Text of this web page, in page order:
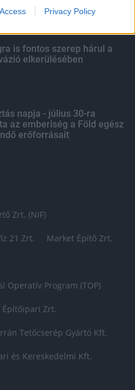
Privacy Policy
is fontos szerep hárul a
elkerülésében
napja - július 30-ra
az emberiség a Föld egész
erőforrásait
Zrt. (NIF)
21 Zrt. Market Építő Zrt.
Operatív Program (TOP)
Építőipari Zrt.
Tetőcserép Gyártó Kft.
és Kereskedelmi Kft.